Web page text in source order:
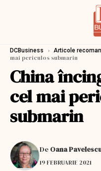
DCBusiness › Articole
mai periculos submarin
China
cel mai
submarin
De Oana
19 FEBRUARIE 2021